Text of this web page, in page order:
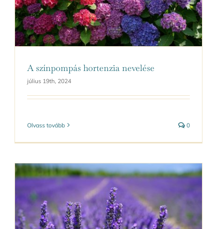
A színpompás hortenzia nevelése
július 19th, 2024
Olvass tovább 0